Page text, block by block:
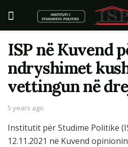
ISP në Kuvend
ndryshimet
vettingun në
5 years ago
Institutit për Studime Politike
12.11.2021 në Kuvend